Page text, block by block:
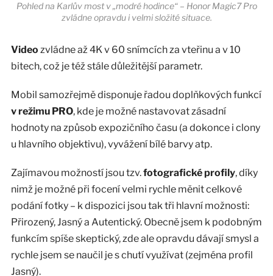
Pohled na Karlův most v „modré hodince“ – Honor Magic7 Pro
zvládne opravdu i velmi složité situace.
Video zvládne až 4K v 60 snímcích za vteřinu a v 10
bitech, což je též stále důležitější parametr.
Mobil samozřejmě disponuje řadou doplňkových funkcí
v režimu PRO, kde je možné nastavovat zásadní
hodnoty na způsob expozičního času (a dokonce i clony
u hlavního objektivu), vyvážení bílé barvy atp.
Zajímavou možností jsou tzv.fotografické profily, díky
nimž je možné při focení velmi rychle měnit celkové
podání fotky – k dispozici jsou tak tři hlavní možnosti:
Přirozený, Jasný a Autentický. Obecně jsem k podobným
funkcím spíše skeptický, zde ale opravdu dávají smysl a
rychle jsem se naučil je s chutí využívat (zejména profil
Jasný).